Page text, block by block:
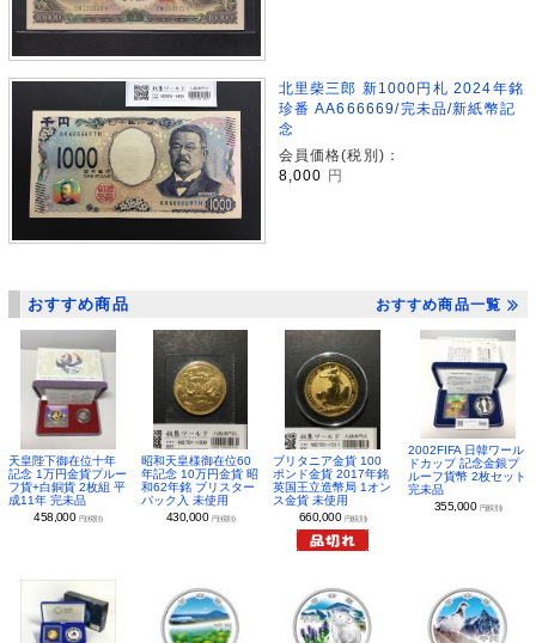
北里柴三郎 新1000円札 2024年銘
珍番 AA666669/完未品/新紙幣記
念
会員価格(税別)：
8,000 円
おすすめ商品 おすすめ商品一覧
天皇陛下御在位十年
記念 1万円金貨プルー
フ貨+白銅貨 2枚組 平
成11年 完未品
458,000 円(税別)
昭和天皇様御在位60
年記念 10万円金貨 昭
和62年銘 ブリスター
パック入 未使用
430,000 円(税別)
ブリタニア金貨 100
ポンド金貨 2017年銘
英国王立造幣局 1オン
ス金貨 未使用
660,000 円(税別)
2002FIFA 日韓ワール
ドカップ 記念金銀プ
ルーフ貨幣 2枚セット
完未品
355,000 円(税別)